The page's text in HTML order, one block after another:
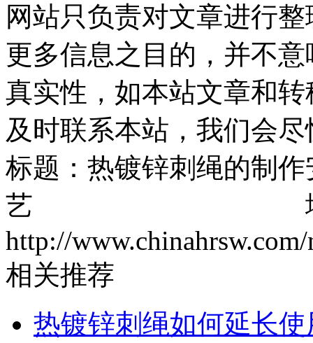
网站只负责对文章进行
更多信息之目的，并不
真实性，如本站文章和
及时联系本站，我们会
标题：热镀锌刺绳的制作
艺 地址
http://
相关推荐
热镀锌刺绳如何延长